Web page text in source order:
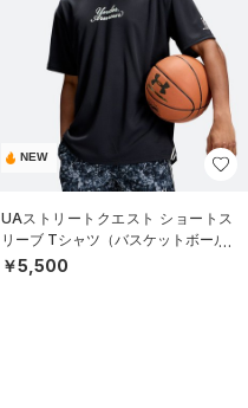
NEW
UAストリートクエスト ショートス
リーブ Tシャツ（バスケットボール/
MEN）
￥5,500